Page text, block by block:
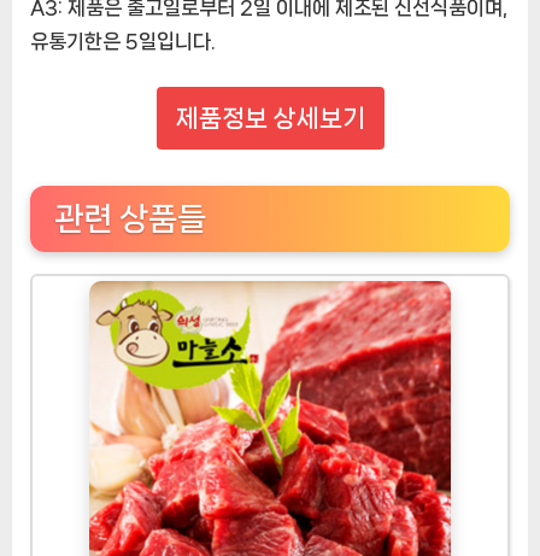
A3: 제품은 출고일로부터 2일 이내에 제조된 신선식품이며,
유통기한은 5일입니다.
제품정보 상세보기
관련 상품들